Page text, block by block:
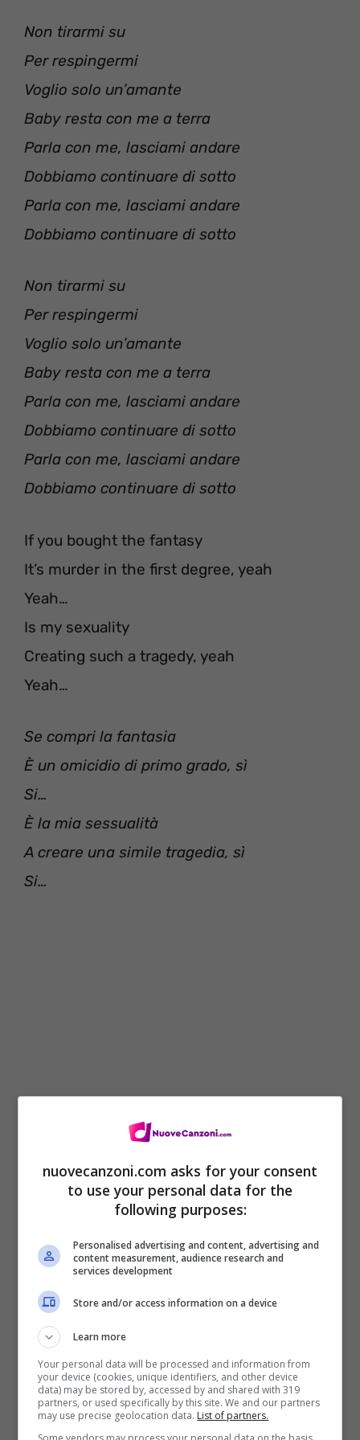
Non tirarmi su
Per respingermi
Voglio solo un’amante
Baby resta con me a terra
Parla con me, lasciami andare
Dobbiamo continuare di sotto
Parla con me, lasciami andare
Dobbiamo continuare di sotto
Non tirarmi su
Per respingermi
Voglio solo un’amante
Baby resta con me a terra
Parla con me, lasciami andare
Dobbiamo continuare di sotto
Parla con me, lasciami andare
Dobbiamo continuare di sotto
If you bought the fantasy
It’s murder in the first degree, yeah
Yeah…
Is my sexuality
Creating such a tragedy, yeah
Yeah…
Se compri la fantasia
È un omicidio di primo grado, sì
Si…
È la mia sessualità
A creare una simile tragedia, sì
Si…
Don’t lift me up
To turn me down
I just want a lover
Talk with me, let me go
Talk with me, let me go
Got to keep below
Don’t lift me up
To turn me down
nuovecanzoni.com asks for your consent
to use your personal data for the
following purposes:
Personalised advertising and content, advertising and
content measurement, audience research and
services development
Store and/or access information on a device
Learn more
Your personal data will be processed and information from
your device (cookies, unique identifiers, and other device
data) may be stored by, accessed by and shared with 319
partners, or used specifically by this site. We and our partners
may use precise geolocation data. List of partners.